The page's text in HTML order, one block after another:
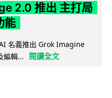
2.0 推出 主打局
能
名義推出 Grok Imagine
編輯...
閱讀全文